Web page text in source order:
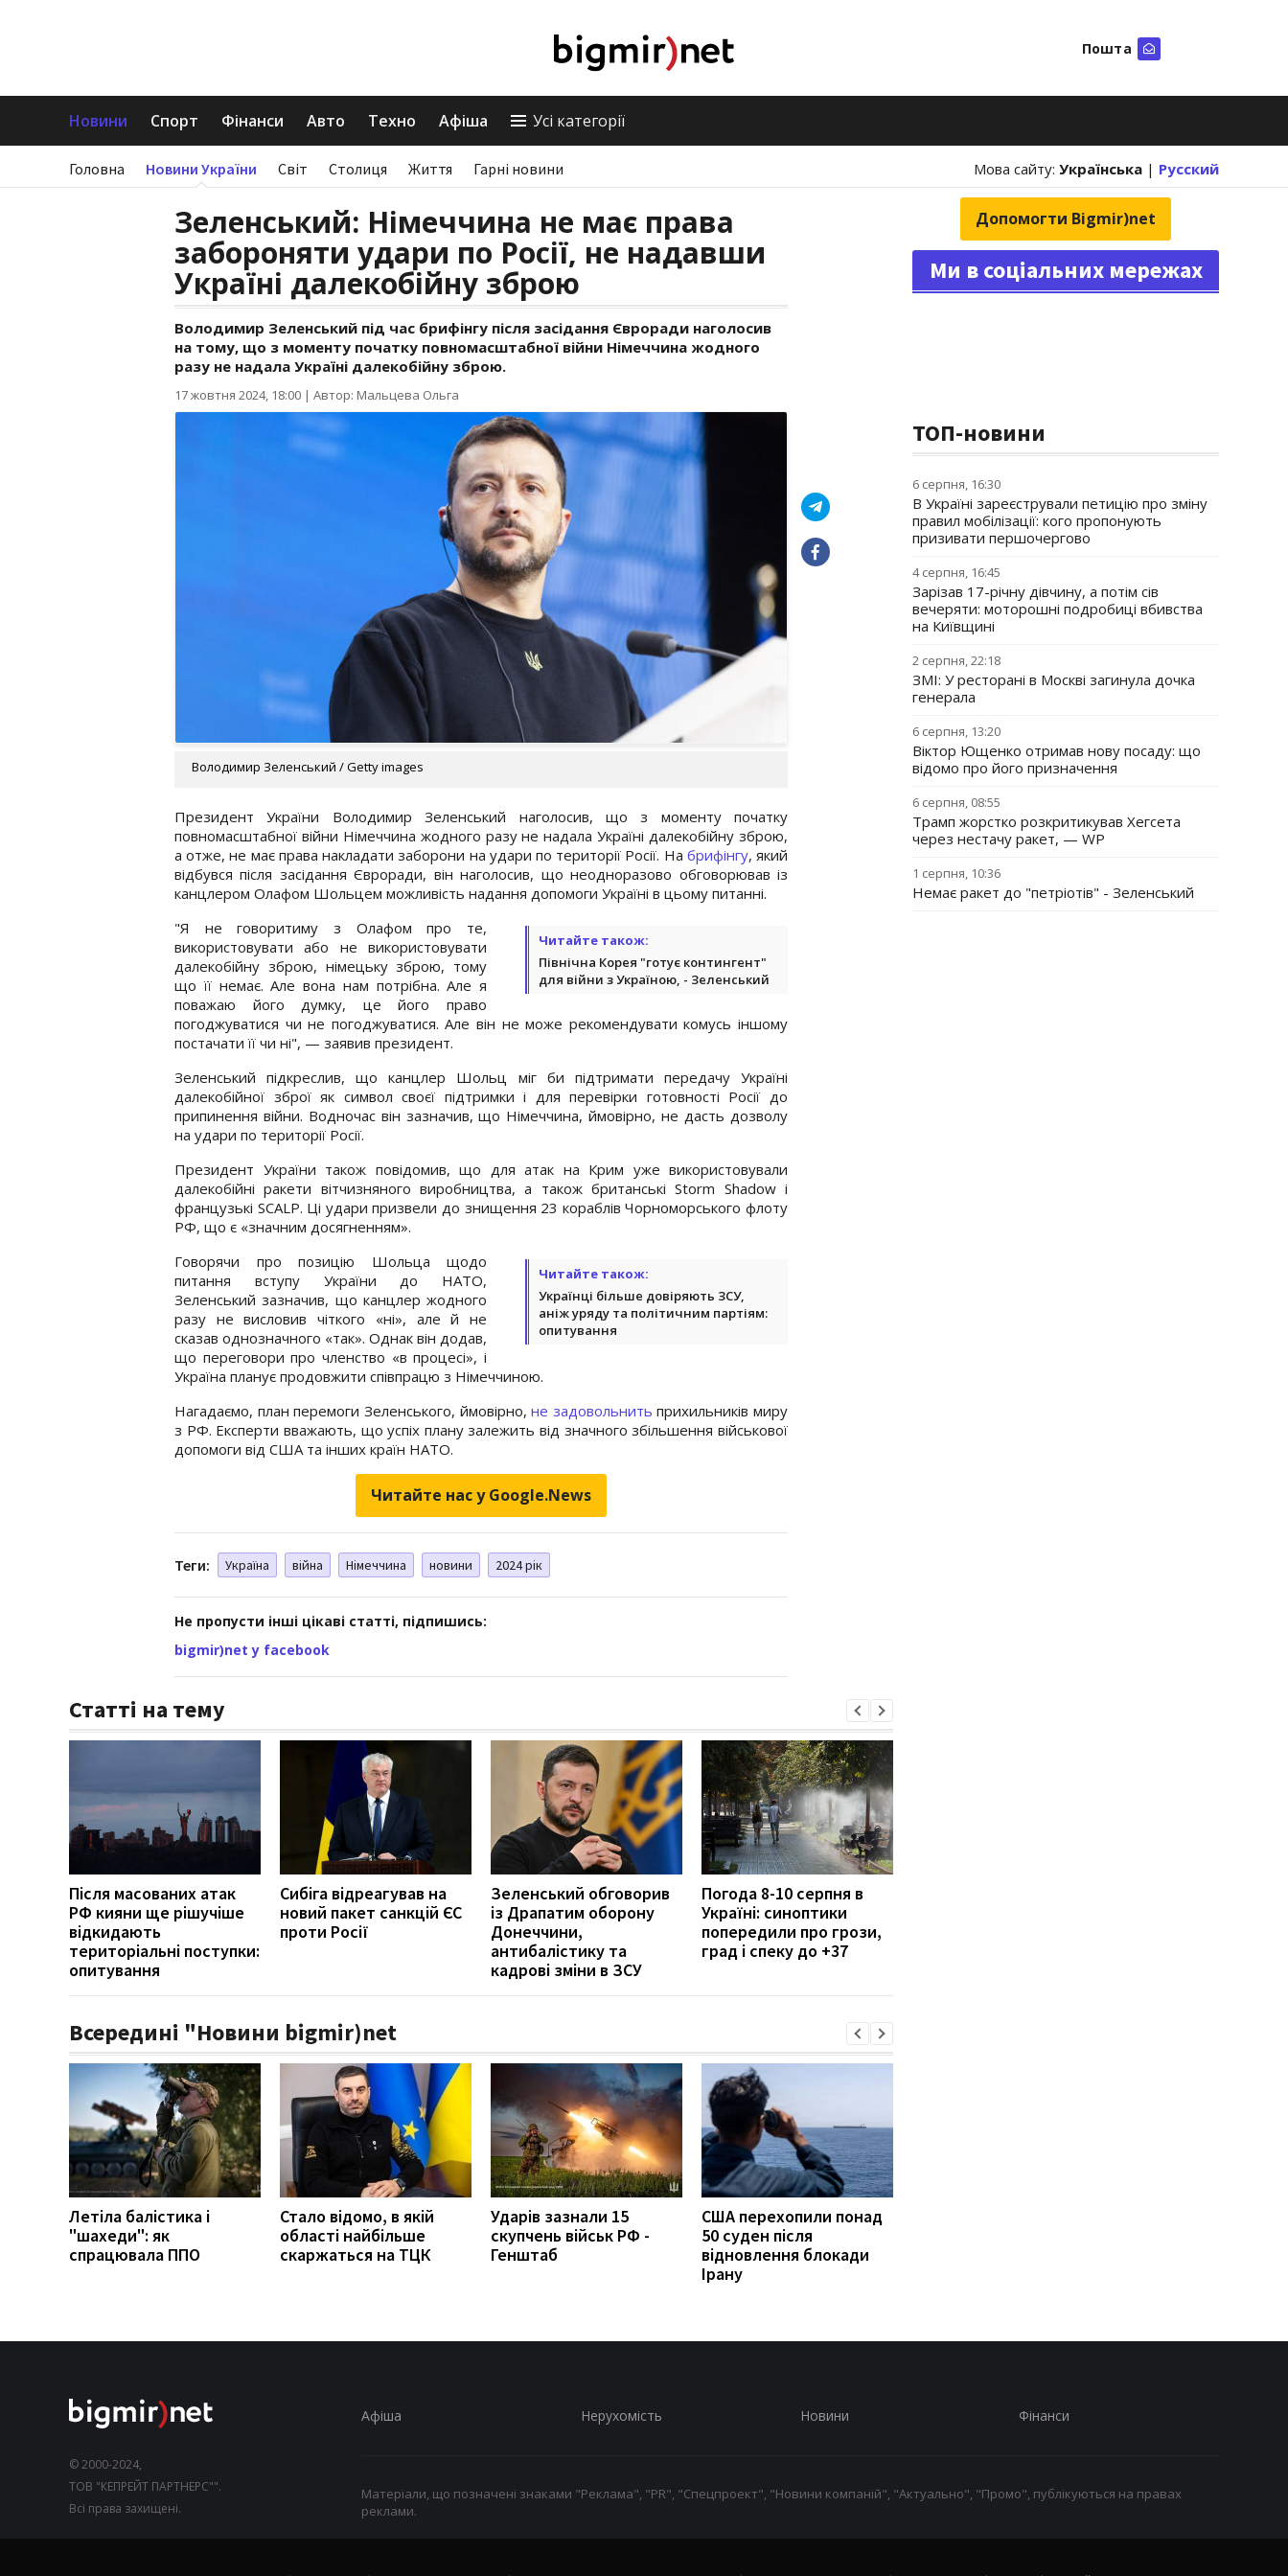
Пошта
Новини Спорт Фінанси Авто Техно Афіша Усі категорії
Головна Новини України Світ Столиця Життя Гарні новини Мова сайту: Українська | Русский
Зеленський: Німеччина не має права
забороняти удари по Росії, не надавши
Україні далекобійну зброю
Володимир Зеленський під час брифінгу після засідання Євроради наголосив
на тому, що з моменту початку повномасштабної війни Німеччина жодного
разу не надала Україні далекобійну зброю.
17 жовтня 2024, 18:00 | Автор: Мальцева Ольга
Володимир Зеленський / Getty images
Президент України Володимир Зеленський наголосив, що з моменту початку
повномасштабної війни Німеччина жодного разу не надала Україні далекобійну зброю,
а отже, не має права накладати заборони на удари по території Росії. На брифінгу, який
відбувся після засідання Євроради, він наголосив, що неодноразово обговорював із
канцлером Олафом Шольцем можливість надання допомоги Україні в цьому питанні.
Читайте також:
Північна Корея "готує контингент"
для війни з Україною, - Зеленський
"Я не говоритиму з Олафом про те,
використовувати або не використовувати
далекобійну зброю, німецьку зброю, тому
що її немає. Але вона нам потрібна. Але я
поважаю його думку, це його право
погоджуватися чи не погоджуватися. Але він не може рекомендувати комусь іншому
постачати її чи ні", — заявив президент.
Зеленський підкреслив, що канцлер Шольц міг би підтримати передачу Україні
далекобійної зброї як символ своєї підтримки і для перевірки готовності Росії до
припинення війни. Водночас він зазначив, що Німеччина, ймовірно, не дасть дозволу
на удари по території Росії.
Президент України також повідомив, що для атак на Крим уже використовували
далекобійні ракети вітчизняного виробництва, а також британські Storm Shadow і
французькі SCALP. Ці удари призвели до знищення 23 кораблів Чорноморського флоту
РФ, що є «значним досягненням».
Читайте також:
Українці більше довіряють ЗСУ,
аніж уряду та політичним партіям:
опитування
Говорячи про позицію Шольца щодо
питання вступу України до НАТО,
Зеленський зазначив, що канцлер жодного
разу не висловив чіткого «ні», але й не
сказав однозначного «так». Однак він додав,
що переговори про членство «в процесі», і
Україна планує продовжити співпрацю з Німеччиною.
Нагадаємо, план перемоги Зеленського, ймовірно,не задовольнить прихильників миру
з РФ. Експерти вважають, що успіх плану залежить від значного збільшення військової
допомоги від США та інших країн НАТО.
Читайте нас у Google.News
Теги: Україна війна Німеччина новини 2024 рік
Не пропусти інші цікаві статті, підпишись:
bigmir)net у facebook
Статті на тему
Після масованих атак
РФ кияни ще рішучіше
відкидають
територіальні поступки:
опитування
Сибіга відреагував на
новий пакет санкцій ЄС
проти Росії
Зеленський обговорив
із Драпатим оборону
Донеччини,
антибалістику та
кадрові зміни в ЗСУ
Погода 8-10 серпня в
Україні: синоптики
попередили про грози,
град і спеку до +37
Всередині "Новини bigmir)net
Летіла балістика і
"шахеди": як
спрацювала ППО
Стало відомо, в якій
області найбільше
скаржаться на ТЦК
Ударів зазнали 15
скупчень військ РФ -
Генштаб
США перехопили понад
50 суден після
відновлення блокади
Ірану
Допомогти Bigmir)net
Ми в соціальних мережах
ТОП-новини
6 серпня, 16:30
В Україні зареєстрували петицію про зміну
правил мобілізації: кого пропонують
призивати першочергово
4 серпня, 16:45
Зарізав 17-річну дівчину, а потім сів
вечеряти: моторошні подробиці вбивства
на Київщині
2 серпня, 22:18
ЗМІ: У ресторані в Москві загинула дочка
генерала
6 серпня, 13:20
Віктор Ющенко отримав нову посаду: що
відомо про його призначення
6 серпня, 08:55
Трамп жорстко розкритикував Хегсета
через нестачу ракет, — WP
1 серпня, 10:36
Немає ракет до "петріотів" - Зеленський
© 2000-2024,
ТОВ "КЕПРЕЙТ ПАРТНЕРС"".
Всі права захищені.
Афіша Нерухомість Новини Фінанси
Матеріали, що позначені знаками "Реклама", "PR", "Спецпроект", "Новини компаній", "Актуально", "Промо", публікуються на правах
реклами.